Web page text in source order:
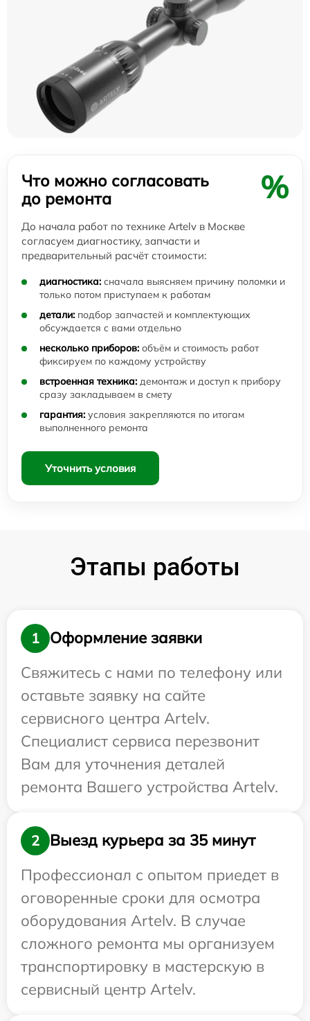
Что можно согласовать
до ремонта
%
До начала работ по технике Artelv в Москве
согласуем диагностику, запчасти и
предварительный расчёт стоимости:
диагностика: сначала выясняем причину поломки и
только потом приступаем к работам
детали: подбор запчастей и комплектующих
обсуждается с вами отдельно
несколько приборов: объём и стоимость работ
фиксируем по каждому устройству
встроенная техника: демонтаж и доступ к прибору
сразу закладываем в смету
гарантия: условия закрепляются по итогам
выполненного ремонта
Уточнить условия
Этапы работы
1
Оформление заявки
Свяжитесь с нами по телефону или
оставьте заявку на сайте
сервисного центра Artelv.
Специалист сервиса перезвонит
Вам для уточнения деталей
ремонта Вашего устройства Artelv.
2
Выезд курьера за 35 минут
Профессионал с опытом приедет в
оговоренные сроки для осмотра
оборудования Artelv. В случае
сложного ремонта мы организуем
транспортировку в мастерскую в
сервисный центр Artelv.